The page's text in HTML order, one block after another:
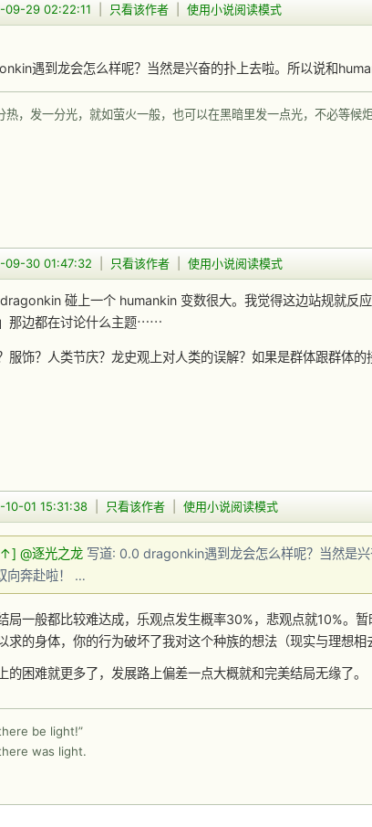
09-29 02:22:11 只看该作者 使用小说阅读模式
遇到龙会怎么样呢？当然是兴奋的扑上去啦。所以说和
热，发一分光，就如萤火一般，也可以在黑暗里发一点光，不必等候
09-30 01:47:32 只看该作者 使用小说阅读模式
碰上一个 humankin 变数很大。我觉得这边站规就
那边都在讨论什么主题⋯⋯
服饰？人类节庆？龙史观上对人类的误解？如果是群体跟群体
10-01 15:31:38 只看该作者 使用小说阅读模式
@逐光之龙写道: 0.0 dragonkin遇到龙会怎么样呢？当然是
向奔赴啦！ …
局一般都比较难达成，乐观点发生概率30%，悲观点就10%。
求的身体，你的行为破坏了我对这个种族的想法（现实与理想相
的困难就更多了，发展路上偏差一点大概就和完美结局无缘了。
be light!”
was light.